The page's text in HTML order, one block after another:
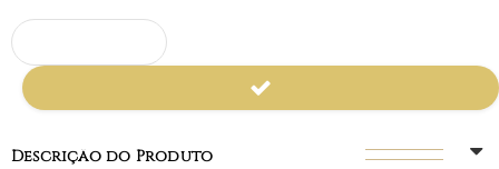
Descrição do Produto